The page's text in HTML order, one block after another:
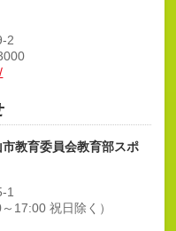
2
教育委員会教育部スポ
1
17:00 祝日除く）